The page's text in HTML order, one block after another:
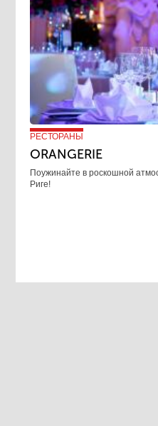
РЕСТОРАНЫ
ORANGERIE
Поужинайте в роскошной
Риге!